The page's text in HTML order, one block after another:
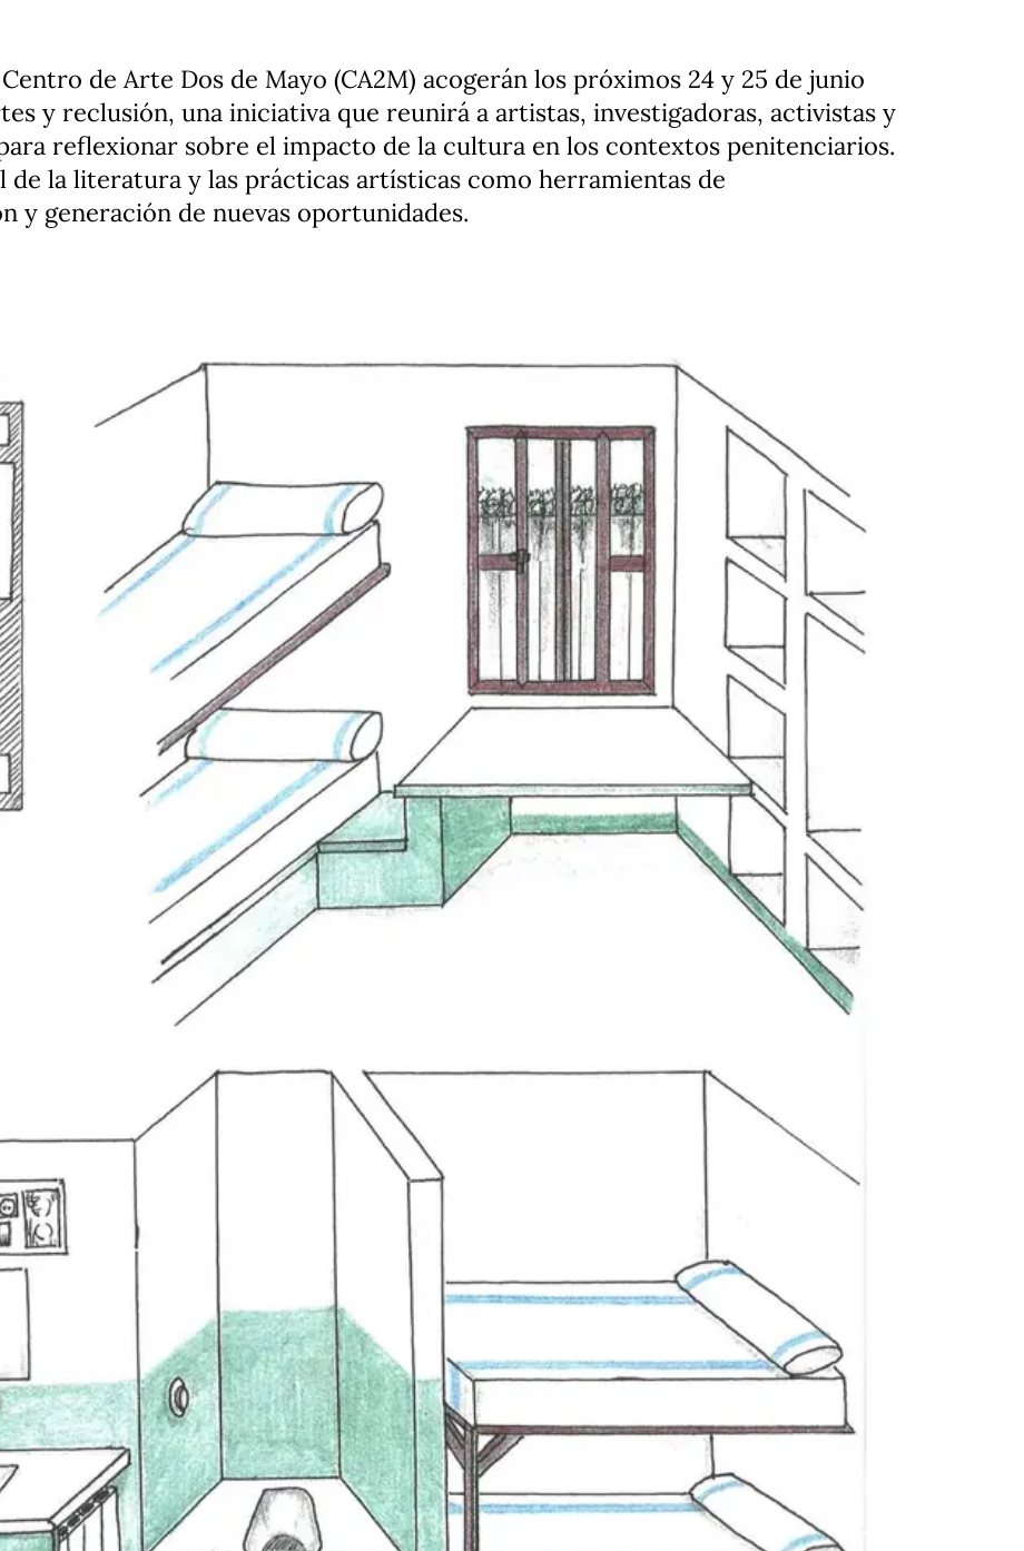
de Arte Dos de Mayo (CA2M) acogerán los próximos 24 y 25 de junio
y reclusión, una iniciativa que reunirá a artistas, investigadoras, activistas y
reflexionar sobre el impacto de la cultura en los contextos penitenciarios.
de la literatura y las prácticas artísticas como herramientas de
y generación de nuevas oportunidades.